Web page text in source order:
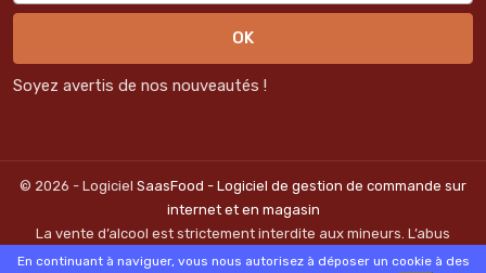
OK
Soyez avertis de nos nouveautés !
© 2026 - Logiciel SaasFood - Logiciel de gestion de commande sur
internet et en magasin
La vente d’alcool est strictement interdite aux mineurs. L’abus
d’alcool est dangereux pour la santé. A consommer avec
En continuant à naviguer, vous nous autorisez à déposer un cookie à des